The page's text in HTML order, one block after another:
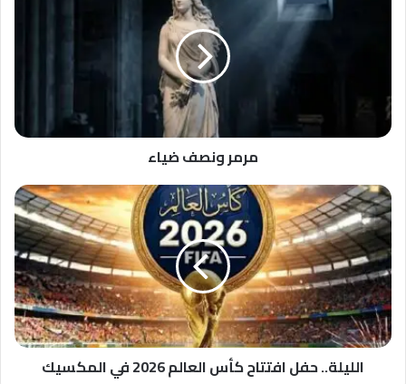
مرمر ونصف ضياء
الليلة..
حفل
افتتاح
كأس
العالم
2026
في
المكسيك
الليلة.. حفل افتتاح كأس العالم 2026 في المكسيك